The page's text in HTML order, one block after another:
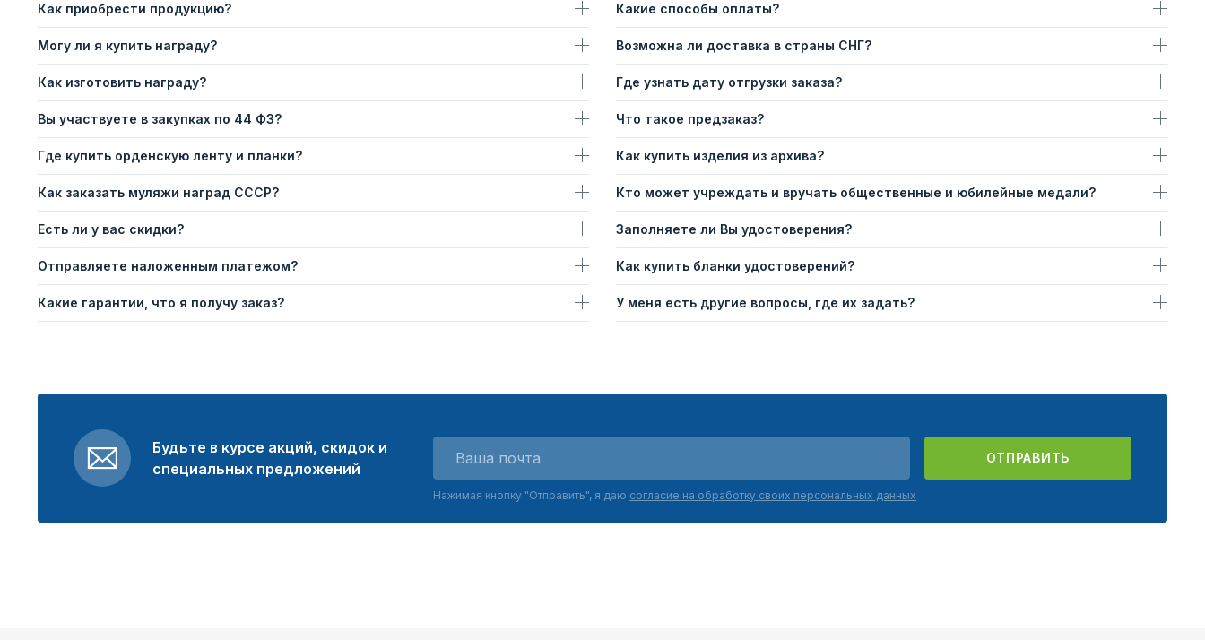
Как приобрести продукцию?
Могу ли я купить награду?
Как изготовить награду?
Вы участвуете в закупках по 44 ФЗ?
Где купить орденскую ленту и планки?
Как заказать муляжи наград СССР?
Есть ли у вас скидки?
Отправляете наложенным платежом?
Какие гарантии, что я получу заказ?
Какие способы оплаты?
Возможна ли доставка в страны СНГ?
Где узнать дату отгрузки заказа?
Что такое предзаказ?
Как купить изделия из архива?
Кто может учреждать и вручать общественные и юбилейные медали?
Заполняете ли Вы удостоверения?
Как купить бланки удостоверений?
У меня есть другие вопросы, где их задать?
Будьте в курсе акций, скидок и
специальных предложений
ОТПРАВИТЬ
Нажимая кнопку "Отправить", я даю согласие на обработку своих персональных данных